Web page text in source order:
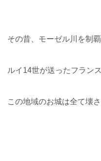
その昔、モーゼル川を制
ルイ14世が送ったフラン
この地域のお城は全て壊